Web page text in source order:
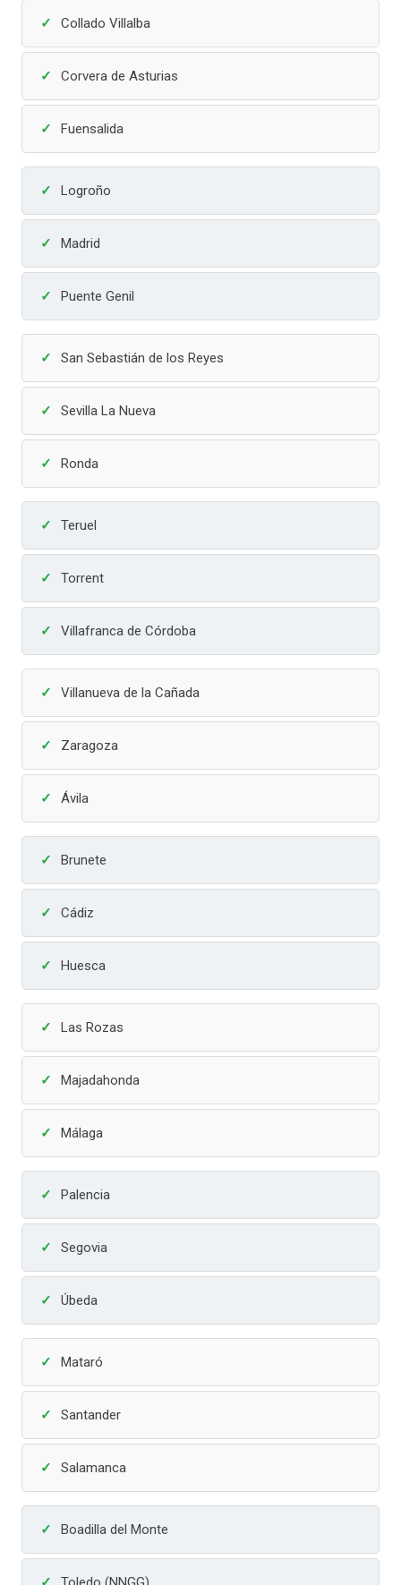
Collado Villalba
Corvera de Asturias
Fuensalida
Logroño
Madrid
Puente Genil
San Sebastián de los Reyes
Sevilla La Nueva
Ronda
Teruel
Torrent
Villafranca de Córdoba
Villanueva de la Cañada
Zaragoza
Ávila
Brunete
Cádiz
Huesca
Las Rozas
Majadahonda
Málaga
Palencia
Segovia
Úbeda
Mataró
Santander
Salamanca
Boadilla del Monte